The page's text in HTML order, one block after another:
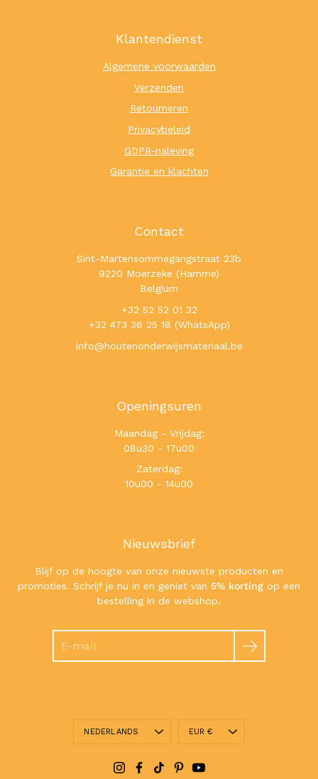
Klantendienst
Algemene voorwaarden
Verzenden
Retourneren
Privacybeleid
GDPR-naleving
Garantie en klachten
Contact
Sint-Martensommegangstraat 23b
9220 Moerzeke (Hamme)
Belgium
+32 52 52 01 32
+32 473 36 25 18 (WhatsApp)
info@houtenonderwijsmateriaal.be
Openingsuren
Maandag - Vrijdag:
08u30 - 17u00
Zaterdag:
10u00 - 14u00
Nieuwsbrief
Blijf op de hoogte van onze nieuwste producten en
promoties. Schrijf je nu in en geniet van 5% korting op een
bestelling in de webshop.
Taal
NEDERLANDS Valuta
EUR €